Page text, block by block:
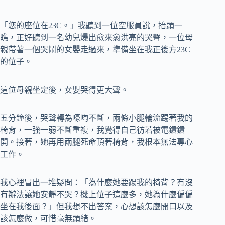
「您的座位在23C。」我聽到一位空服員說，抬頭一
瞧，正好聽到一名幼兒爆出愈來愈洪亮的哭聲，一位母
親帶著一個哭鬧的女嬰走過來，準備坐在我正後方23C
的位子。
這位母親坐定後，女嬰哭得更大聲。
五分鐘後，哭聲轉為嚎啕不斷，兩條小腿輪流踢著我的
椅背，一強一弱不斷重複，我覺得自己彷若被電鑽鑽
開。接著，她再用兩腿死命頂著椅背，我根本無法專心
工作。
我心裡冒出一堆疑問：「為什麼她要踢我的椅背？有沒
有辦法讓她安靜不哭？機上位子這麼多，她為什麼偏偏
坐在我後面？」但我想不出答案，心想該怎麼開口以及
該怎麼做，可惜毫無頭緒。